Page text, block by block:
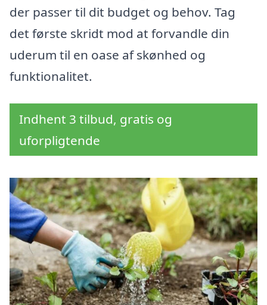
der passer til dit budget og behov. Tag
det første skridt mod at forvandle din
uderum til en oase af skønhed og
funktionalitet.
Indhent 3 tilbud, gratis og
uforpligtende